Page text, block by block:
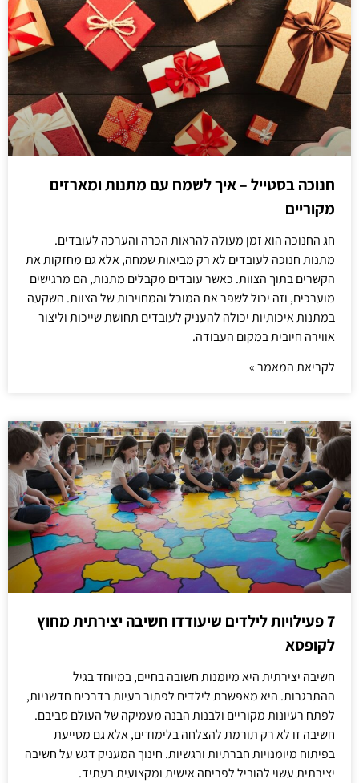
חנוכה בסטייל – איך לשמח עם מתנות ומארזים
מקוריים
חג החנוכה הוא זמן מעולה להראות הכרה והערכה לעובדים.
מתנות חנוכה לעובדים לא רק מביאות שמחה, אלא גם מחזקות את
הקשרים בתוך הצוות. כאשר עובדים מקבלים מתנות, הם מרגישים
מוערכים, וזה יכול לשפר את המורל והמחויבות של הצוות. השקעה
במתנות איכותיות יכולה להעניק לעובדים תחושת שייכות וליצור
אווירה חיובית במקום העבודה.
לקריאת המאמר »
7 פעילויות לילדים שיעודדו חשיבה יצירתית מחוץ
לקופסא
חשיבה יצירתית היא מיומנות חשובה בחיים, במיוחד בגיל
ההתבגרות. היא מאפשרת לילדים לפתור בעיות בדרכים חדשניות,
לפתח רעיונות מקוריים ולבנות הבנה מעמיקה של העולם סביבם.
חשיבה זו לא רק תורמת להצלחה בלימודים, אלא גם מסייעת
בפיתוח מיומנויות חברתיות ורגשיות. חינוך המעניק דגש על חשיבה
יצירתית עשוי להוביל לפריחה אישית ומקצועית בעתיד.